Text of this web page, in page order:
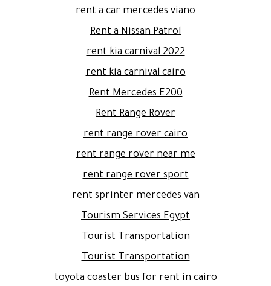
rent a car mercedes viano
Rent a Nissan Patrol
rent kia carnival 2022
rent kia carnival cairo
Rent Mercedes E200
Rent Range Rover
rent range rover cairo
rent range rover near me
rent range rover sport
rent sprinter mercedes van
Tourism Services Egypt
Tourist Transportation
Tourist Transportation
toyota coaster bus for rent in cairo